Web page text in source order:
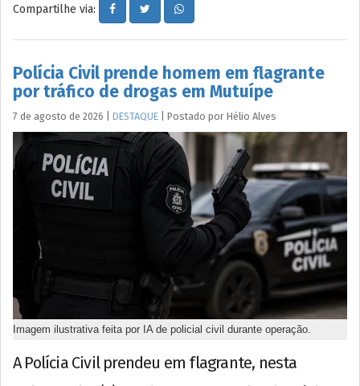
Compartilhe via:
Polícia Civil prende homem em flagrante
por tráfico de drogas em Mutuípe
7 de agosto de 2026 DESTAQUE Postado por Hélio Alves
Imagem ilustrativa feita por IA de policial civil durante operação.
A Polícia Civil prendeu em flagrante, nesta